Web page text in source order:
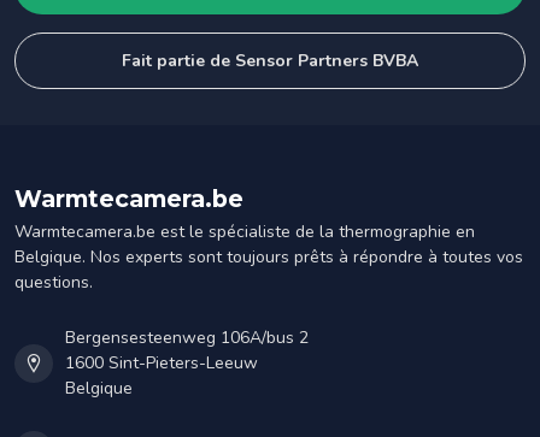
Fait partie de Sensor Partners BVBA
Warmtecamera.be
Warmtecamera.be est le spécialiste de la thermographie en
Belgique. Nos experts sont toujours prêts à répondre à toutes vos
questions.
Bergensesteenweg 106A/bus 2
1600 Sint-Pieters-Leeuw
Belgique